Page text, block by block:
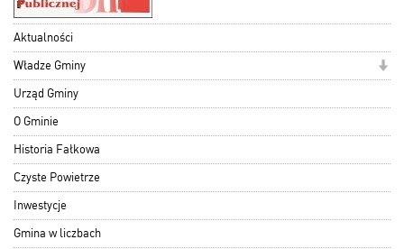
Aktualności
Władze Gminy
Urząd Gminy
O Gminie
Historia Fałkowa
Czyste Powietrze
Inwestycje
Gmina w liczbach